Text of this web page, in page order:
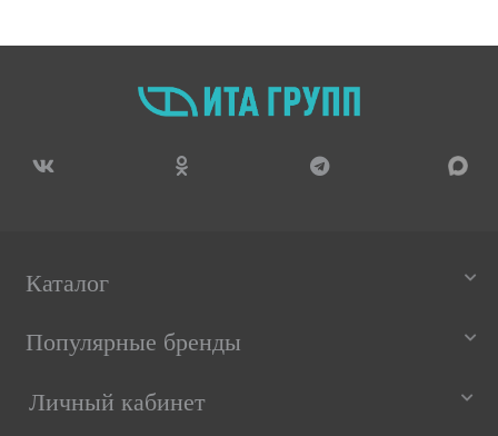
Каталог
Популярные бренды
Личный кабинет